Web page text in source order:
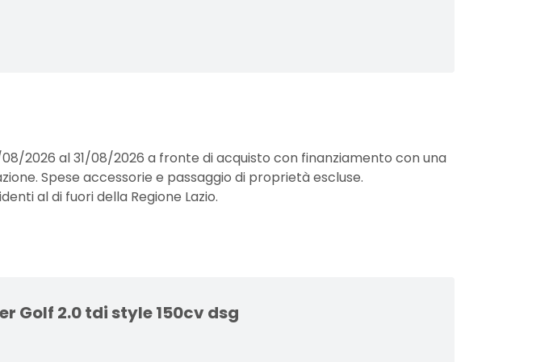
2026 al 31/08/2026 a fronte di acquisto con finanziamento con una
Spese accessorie e passaggio di proprietà escluse.
al di fuori della Regione Lazio.
Golf 2.0 tdi style 150cv dsg